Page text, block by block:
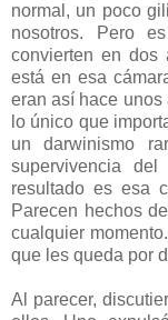
normal, un poco
nosotros. Pero
convierten en dos
está en esa
eran así hace unos
lo único que
un darwinismo
supervivencia
resultado es esa
Parecen hechos
cualquier
que les queda por
Al parecer,